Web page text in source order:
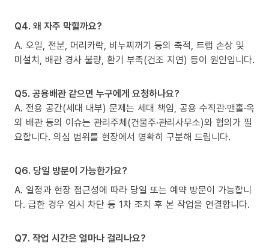
Q4. 왜 자주 막힐까요?
A. 오일, 전분, 머리카락, 비누찌꺼기 등의 축적, 트랩 손상 및
미설치, 배관 경사 불량, 환기 부족(건조 지연) 등이 원인입니다.
Q5. 공용배관 같으면 누구에게 요청하나요?
A. 전용 공간(세대 내부) 문제는 세대 책임, 공용 수직관·맨홀·옥
외 배관 등의 이슈는 관리주체(건물주·관리사무소)와 협의가 필
요합니다. 의심 범위를 현장에서 명확히 구분해 드립니다.
Q6. 당일 방문이 가능한가요?
A. 일정과 현장 접근성에 따라 당일 또는 예약 방문이 가능합니
다. 급한 경우 임시 차단 등 1차 조치 후 본 작업을 연결합니다.
Q7. 작업 시간은 얼마나 걸리나요?